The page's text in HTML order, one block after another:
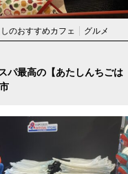
のおすすめカフェ グルメ
パ最高の【あたしんちごは